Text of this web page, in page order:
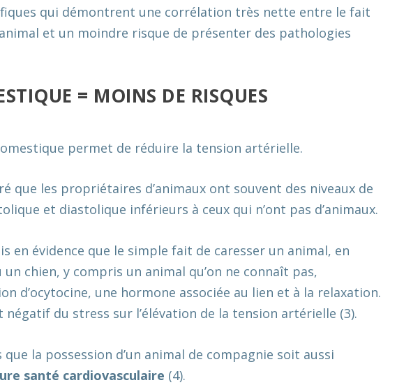
qui démontrent une corrélation très nette entre le fait
et un moindre risque de présenter des pathologies
= MOINS DE RISQUES
permet de réduire la tension artérielle.
que les propriétaires d’animaux ont souvent des niveaux de
et diastolique inférieurs à ceux qui n’ont pas d’animaux.
en évidence que le simple fait de caresser un animal, en
chien, y compris un animal qu’on ne connaît pas,
d’ocytocine, une hormone associée au lien et à la relaxation.
négatif du stress sur l’élévation de la tension artérielle (3).
la possession d’un animal de compagnie soit aussi
santé cardiovasculaire (4).